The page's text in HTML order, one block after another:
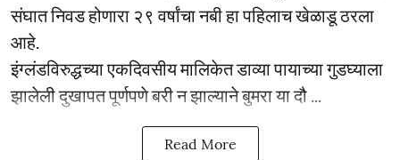
संघात निवड होणारा २९ वर्षांचा नबी हा पहिलाच खेळाडू ठरला
आहे.
इंग्लंडविरुद्धच्या एकदिवसीय मालिकेत डाव्या पायाच्या गुडघ्याला
झालेली दुखापत पूर्णपणे बरी न झाल्याने बुमरा या दौ ...
Read More